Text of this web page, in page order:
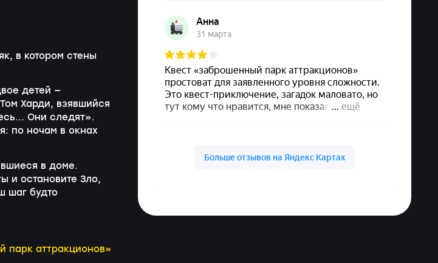
в котором стены
детей —
Харди, взявшийся
Они следят».
по ночам в окнах
в доме.
и остановите Зло,
шаг будто
парк аттракционов»